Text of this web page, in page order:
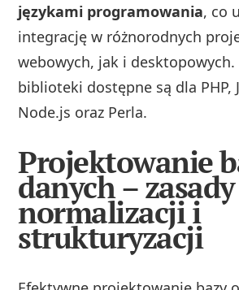
językami programowania, co
integrację w różnorodnych
webowych, jak i
biblioteki dostępne są dla PHP,
Node.js oraz Perla.
Projektowanie
danych – zasady
normalizacji i
strukturyzacji